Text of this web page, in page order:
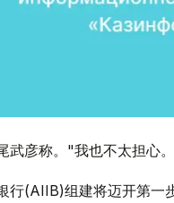
武彦称。"我也不太担心
行(AIIB)组建将迈开第一